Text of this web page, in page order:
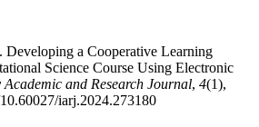
Developing a Cooperative Learning
Science Course Using Electronic
and Research Journal, 4(1),
iarj.2024.273180